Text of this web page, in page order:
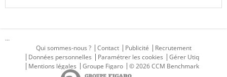
...
Qui sommes-nous ?
Contact Publicité
Recrutement
Données personnelles
Paramétrer les cookies
Gérer Utiq
Mentions légales
Groupe Figaro © 2026 CCM Benchmark